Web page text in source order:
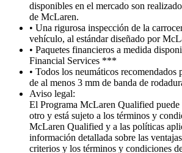
disponibles en el mercado son
de McLaren.
• Una rigurosa inspección de la
vehículo, al estándar diseñado por
• Paquetes financieros a medida
Financial Services ***
• Todos los neumáticos
de al menos 3 mm de banda de
Aviso legal:
El Programa McLaren Qualified puede
otro y está sujeto a los términos y
McLaren Qualified y a las políticas
información detallada sobre las
criterios y los términos y condiciones